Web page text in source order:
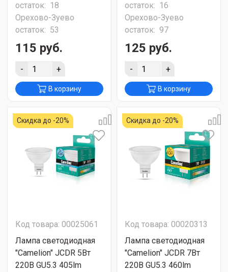
остаток: 18
Орехово-Зуево
остаток: 53
115 руб.
- +
В корзину
остаток: 16
Орехово-Зуево
остаток: 97
125 руб.
- +
В корзину
Скидка до -20%
Код товара: 00025061
Лампа светодиодная
"Camelion" JCDR 5Вт
220В GU5.3 405lm
Скидка до -20%
Код товара: 00020313
Лампа светодиодная
"Camelion" JCDR 7Вт
220В GU5.3 460lm